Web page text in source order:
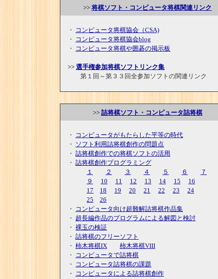
>> 将棋ソフト・コンピュータ将棋関連リンク
・
コンピュータ将棋協会（CSA)
・
コンピュータ将棋協会blog
・
コンピュータ将棋や囲碁の掲示板
>> 選手権参加将棋ソフトリンク集
第１回～第３３回全参加ソフトの関連リンク
>> 詰将棋ソフト・コンピュータ詰将棋
・
コンピュータがもたらした平等の時代
・
ソフト利用詰将棋創作の問題点
・ 詰将棋創作での将棋ソフトの活用
・ 詰将棋創作プログラミング
１
２ ３ ４ ５ ６
７
９
10 11 12 13 14 15
16
17
18 19 20 21 22 23
24
25
26
・
コンピュータ向け超難解詰将棋作品集
・ 超長編作品のプログラムによる解図と検討
・ 裸玉の検証
・ 詰将棋のフリーソフト
・ 柿木将棋IX
柿木将棋VIII
・
コンピュータで詰将棋
・
コンピュータ詰将棋の課題
・
コンピュータによる詰将棋創作